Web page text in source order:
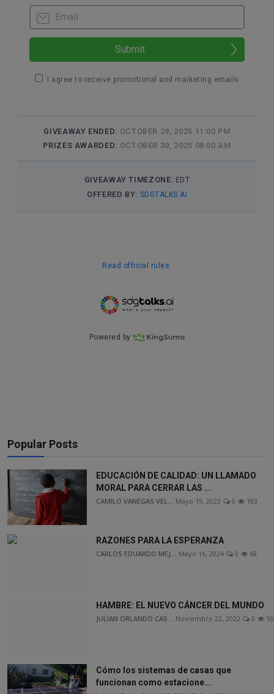
Popular Posts
EDUCACIÓN DE CALIDAD: UN LLAMADO
MORAL PARA CERRAR LAS ...
CAMILO VANEGAS VEL... Mayo 19, 2023 0 183
RAZONES PARA LA ESPERANZA
CARLOS EDUARDO MEJ... Mayo 16, 2024 0 68
HAMBRE: EL NUEVO CÁNCER DEL MUNDO
JULIAN ORLANDO CAS... Noviembre 22, 2022 0 56
Cómo los sistemas de casas que
funcionan como estacione...